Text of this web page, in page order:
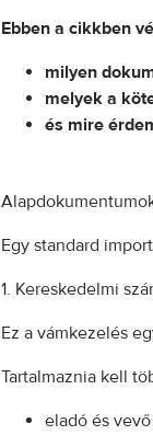
Ebben a cikkben
milyen
melyek a
és mire
Egy standard
1. Kereskedelmi
Ez a vámkezelés
Tartalmaznia kell
eladó és